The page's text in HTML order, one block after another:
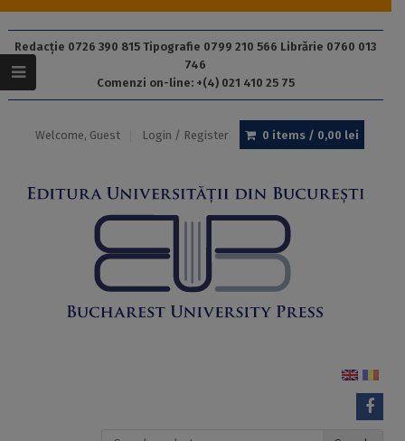
Redacție 0726 390 815 Tipografie 0799 210 566 Librărie 0760 013
746
Comenzi on-line: +(4) 021 410 25 75
Welcome, Guest Login / Register 0 items / 0,00 lei
Search